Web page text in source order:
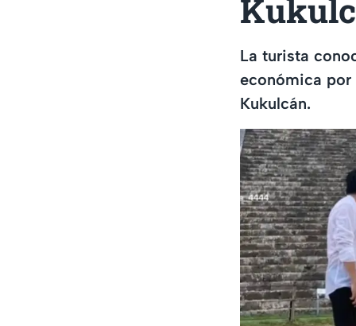
La turista
económica por
Kukulcán.